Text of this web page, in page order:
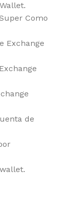
Como
Exchange
de